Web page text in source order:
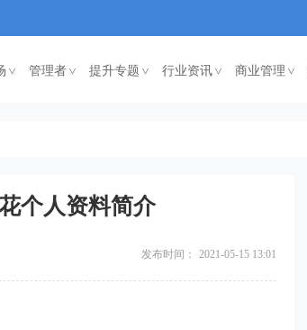
< 管理者< 提升专题 < 行业资讯 < 商业管理<
个人资料简介
发布时间： 2021-05-15 13:01